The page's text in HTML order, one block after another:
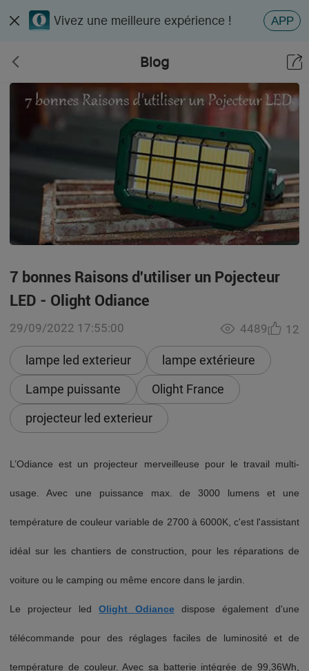
Vivez une meilleure expérience ! APP
Blog
7 bonnes Raisons d'utiliser un Pojecteur
LED - Olight Odiance
29/09/2022 17:55:00
lampe led exterieur
lampe extérieure
Lampe puissante
Olight France
projecteur led exterieur
4489 12
L’Odiance est un projecteur merveilleuse pour le travail multi-
usage. Avec une puissance max. de 3000 lumens et une
température de couleur variable de 2700 à 6000K, c'est l'assistant
idéal sur les chantiers de construction, pour les réparations de
voiture ou le camping ou même encore dans le jardin.
Le projecteur ledOlight Odiancedispose également d'une
télécommande pour des réglages faciles de luminosité et de
température de couleur. Avec sa batterie intégrée de 99,36Wh,